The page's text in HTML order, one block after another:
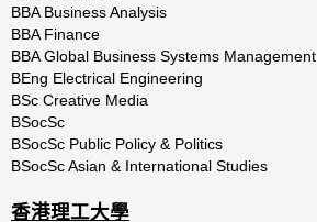
BBA Business Analysis
BBA Finance
BBA Global Business Systems Management
BEng Electrical Engineering
BSc Creative Media
BSocSc
BSocSc Public Policy & Politics
BSocSc Asian & International Studies
香港理工大學